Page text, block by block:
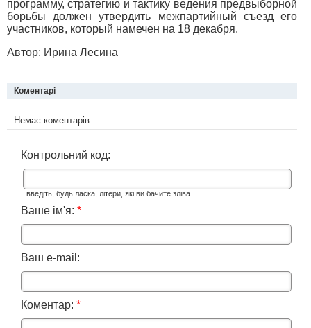
программу, стратегию и тактику ведения предвыборной
борьбы должен утвердить межпартийный съезд его
участников, который намечен на 18 декабря.
Автор: Ирина Лесина
Коментарі
Немає коментарів
Контрольний код:
введіть, будь ласка, літери, які ви бачите зліва
Ваше ім'я: *
Ваш e-mail:
Коментар: *